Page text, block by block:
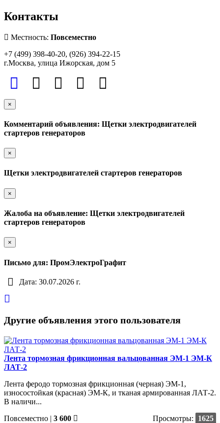
Контакты
Местность: Повсеместно
+7 (499) 398-40-20, (926) 394-22-15
г.Москва, улица Ижорская, дом 5
×
Комментарий объявления: Щетки электродвигателей
стартеров генераторов
×
Щетки электродвигателей стартеров генераторов
×
Жалоба на объявление: Щетки электродвигателей
стартеров генераторов
×
Письмо для: ПромЭлектроГрафит
Дата: 30.07.2026 г.
Другие объявления этого пользователя
Лента тормозная фрикционная вальцованная ЭМ-1 ЭМ-К
ЛАТ-2
Лента феродо тормозная фрикционная (черная) ЭМ-1,
износостойкая (красная) ЭМ-К, и тканая армированная ЛАТ-2.
В наличи...
Повсеместно | 3 600 Просмотры:
1625